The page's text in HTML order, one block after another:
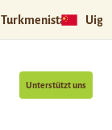
Turkmenistan
Unterstützt uns